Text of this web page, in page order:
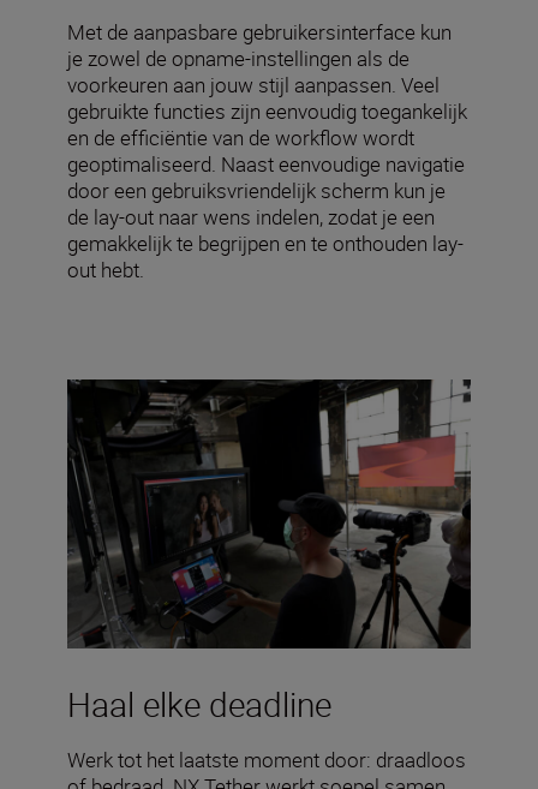
Met de aanpasbare gebruikersinterface kun
je zowel de opname-instellingen als de
voorkeuren aan jouw stijl aanpassen. Veel
gebruikte functies zijn eenvoudig toegankelijk
en de efficiëntie van de workflow wordt
geoptimaliseerd. Naast eenvoudige navigatie
door een gebruiksvriendelijk scherm kun je
de lay-out naar wens indelen, zodat je een
gemakkelijk te begrijpen en te onthouden lay-
out hebt.
Haal elke deadline
Werk tot het laatste moment door: draadloos